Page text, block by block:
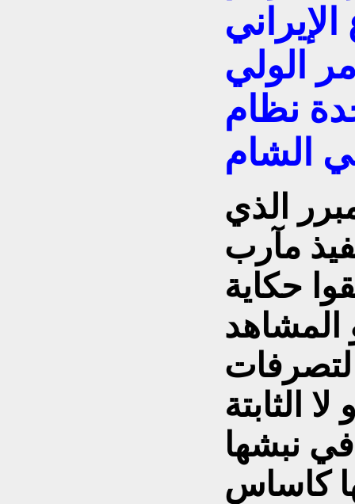
الولي
نظام
الذي
مآرب
حكاية
المشاهد
الثابتة
نبشها
كاساس